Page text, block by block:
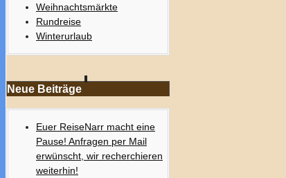
Weihnachtsmärkte
Rundreise
Winterurlaub
Neue Beiträge
Euer ReiseNarr macht eine
Pause! Anfragen per Mail
erwünscht, wir recherchieren
weiterhin!